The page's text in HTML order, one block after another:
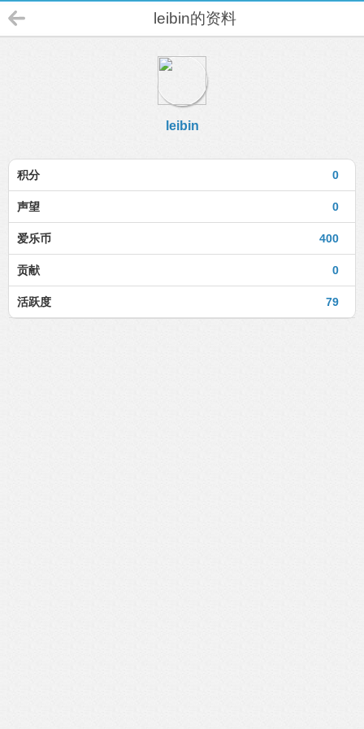
leibin的资料
leibin
0
积分
0
声望
400
爱乐币
0
贡献
79
活跃度